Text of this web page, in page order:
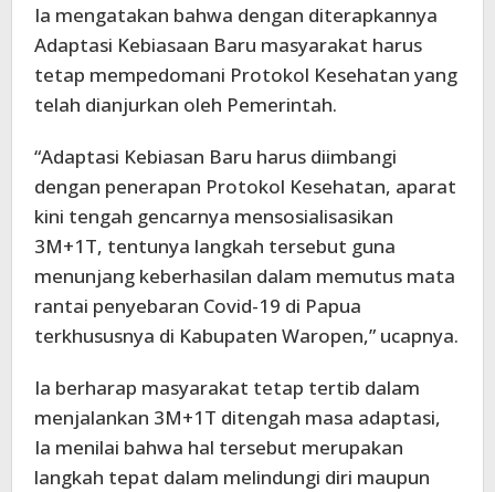
Ia mengatakan bahwa dengan diterapkannya
Adaptasi Kebiasaan Baru masyarakat harus
tetap mempedomani Protokol Kesehatan yang
telah dianjurkan oleh Pemerintah.
“Adaptasi Kebiasan Baru harus diimbangi
dengan penerapan Protokol Kesehatan, aparat
kini tengah gencarnya mensosialisasikan
3M+1T, tentunya langkah tersebut guna
menunjang keberhasilan dalam memutus mata
rantai penyebaran Covid-19 di Papua
terkhususnya di Kabupaten Waropen,” ucapnya.
Ia berharap masyarakat tetap tertib dalam
menjalankan 3M+1T ditengah masa adaptasi,
Ia menilai bahwa hal tersebut merupakan
langkah tepat dalam melindungi diri maupun